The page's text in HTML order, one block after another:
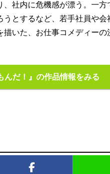
社内に危機感が漂う。一
とするなど、若手社員や
いた、お仕事コメディーの
んだ！』の作品情報をみる